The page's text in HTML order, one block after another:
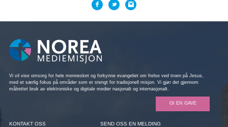
Vi vil vise omsorg for hele mennesket og forkynne evangeliet om frelse ved troen på Jesus,
med et særlig fokus på områder som er stengt for tradisjonell misjon. Vi gjør det gjennom
målrettet bruk av elektroniske og digitale medier nasjonalt og internasjonalt.
GI EN GAVE
KONTAKT OSS SEND OSS EN MELDING